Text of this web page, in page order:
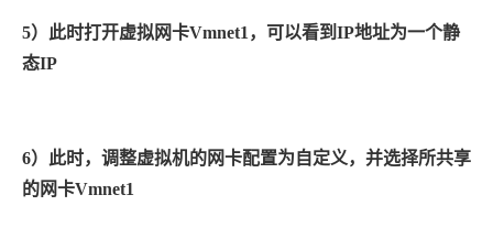
5）此时打开虚拟网卡Vmnet1 ，可以看到 IP地址为一个静
态IP
6）此时，调整虚拟机的网卡配置为自定义，并选择所共享
的网卡Vmnet1